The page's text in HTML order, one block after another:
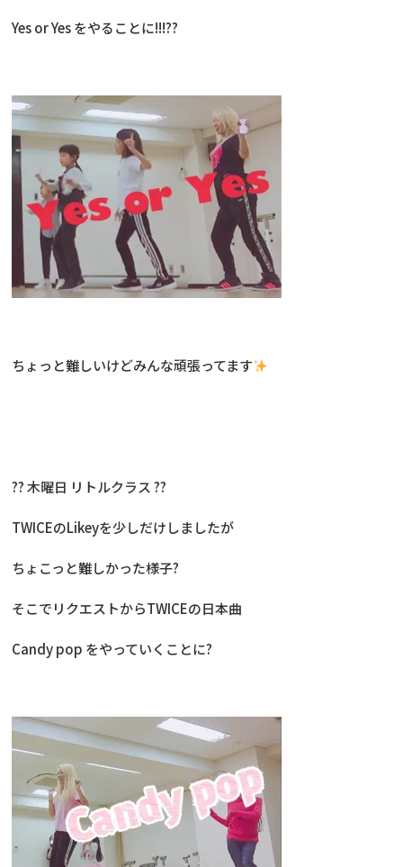
Yes or Yes をやることに!!!??
ちょっと難しいけどみんな頑張ってます
?? 木曜日 リトルクラス ??
TWICEのLikeyを少しだけしましたが
ちょこっと難しかった様子?
そこでリクエストからTWICEの日本曲
Candy pop をやっていくことに?